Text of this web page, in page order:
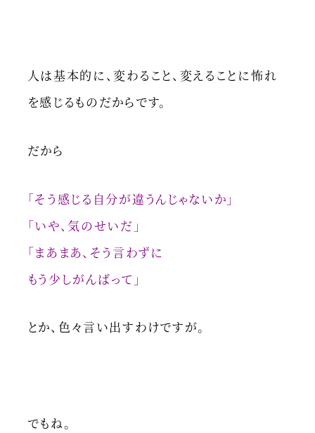
人は基本的に、変わること、変えることに怖れ
を感じるものだからです。
だから
「そう感じる自分が違うんじゃないか」
「いや、気のせいだ」
「まあまあ、そう言わずに
もう少しがんばって」
とか、色々言い出すわけですが。
でもね。